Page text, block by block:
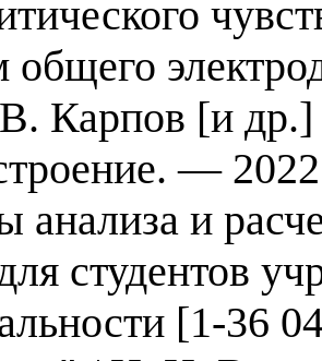
общего
Карпов [и
—
и
студентов
[1-36